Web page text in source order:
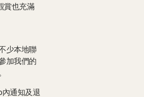
賞也充滿
少本地聯
加我們的
通知及退